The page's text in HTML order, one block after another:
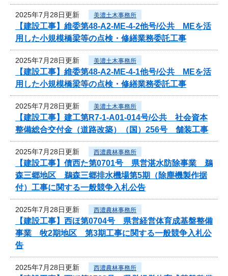
2025年7月28日更新 美濃土木事務所
【建設工事】維委第48-A2-ME-4-2他号/公共 MEを活
用した小規模橋梁等の点検・修繕業務委託工事
2025年7月28日更新 美濃土木事務所
【建設工事】維委第48-A2-ME-4-1他号/公共 MEを活
用した小規模橋梁等の点検・修繕業務委託工事
2025年7月28日更新 美濃土木事務所
【建設工事】建工第R7-1-A01-014号/公共 社会資本
整備総合交付金（道路改築）（国）256号 舗装工事
2025年7月28日更新 西濃農林事務所
【建設工事】債西た第0701号 県営湛水防除事業 鵜
森三郷地区 鵜森三郷排水機場第5期（除塵機製作据
付）工事に関する一般競争入札公告
2025年7月28日更新 西濃農林事務所
【建設工事】西ほ第0704号 県営経営体育成基盤整備
事業 牧2期地区 第3期工事に関する一般競争入札公
告
2025年7月28日更新 西濃農林事務所